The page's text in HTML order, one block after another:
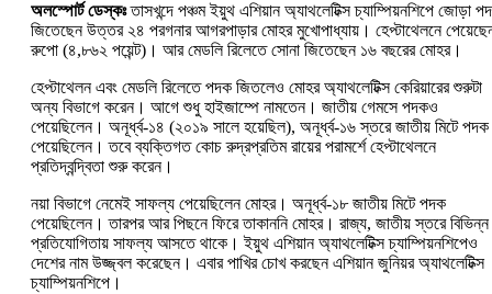
অলস্পোর্ট ডেস্কঃতাসখন্দে পঞ্চম ইয়ুথ এশিয়ান অ্যাথলেটিক্স চ্যাম্পিয়নশিপে জোড়া
জিতেছেন উত্তর ২৪ পরগনার আগরপাড়ার মোহর মুখোপাধ্যায়। হেপ্টাথেলনে
রুপো (৪,৮৬২ পয়েন্ট)। আর মেডলি রিলেতে সোনা জিতেছেন ১৬ বছরের মোহর।
হেপ্টাথেলন এবং মেডলি রিলেতে পদক জিতলেও মোহর অ্যাথলেটিক্স কেরিয়ারের শুরুটা
অন্য বিভাগে করেন। আগে শুধু হাইজাম্পে নামতেন। জাতীয় গেমসে পদকও
পেয়েছিলেন। অনূর্ধ্ব-১৪ (২০১৯ সালে হয়েছিল), অনূর্ধ্ব-১৬ স্তরে জাতীয় মিটে পদক
পেয়েছিলেন। তবে ব্যক্তিগত কোচ রুদ্রপ্রতিম রায়ের পরামর্শে হেপ্টাথেলনে
প্রতিদ্বন্দ্বিতা শুরু করেন।
নয়া বিভাগে নেমেই সাফল্য পেয়েছিলেন মোহর। অনূর্ধ্ব-১৮ জাতীয় মিটে পদক
পেয়েছিলেন। তারপর আর পিছনে ফিরে তাকাননি মোহর। রাজ্য, জাতীয় স্তরে বিভিন্ন
প্রতিযোগিতায় সাফল্য আসতে থাকে। ইয়ুথ এশিয়ান অ্যাথলেটিক্স চ্যাম্পিয়নশিপেও
দেশের নাম উজ্জ্বল করেছেন। এবার পাখির চোখ করছেন এশিয়ান জুনিয়র অ্যাথলেটিক্স
চ্যাম্পিয়নশিপে।